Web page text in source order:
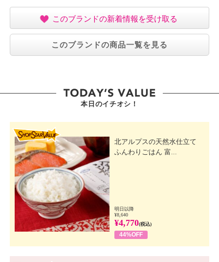
このブランドの新着情報を受け取る
このブランドの商品一覧を見る
本日のイチオシ！
北アルプスの天然水仕立て
ふんわりごはん 富...
明日以降
¥8,640
¥4,770(税込)
44%OFF